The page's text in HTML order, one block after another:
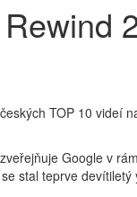
TOP 10 videí
Google v
stal teprve devítiletý